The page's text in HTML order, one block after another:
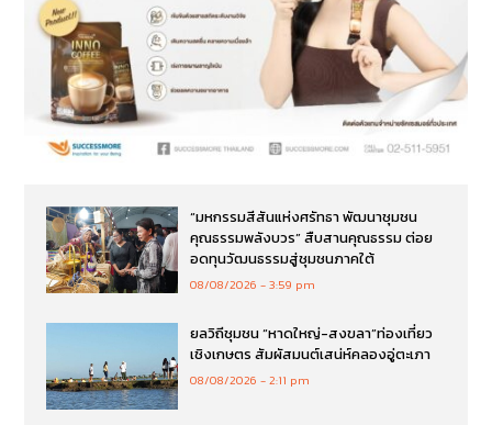
“มหกรรมสีสันแห่งศรัทธา พัฒนาชุมชน
คุณธรรมพลังบวร” สืบสานคุณธรรม ต่อย
อดทุนวัฒนธรรมสู่ชุมชนภาคใต้
08/08/2026 3:59 pm
ยลวิถีชุมชน “หาดใหญ่-สงขลา”ท่องเที่ยว
เชิงเกษตร สัมผัสมนต์เสน่ห์คลองอู่ตะเภา
08/08/2026 2:11 pm